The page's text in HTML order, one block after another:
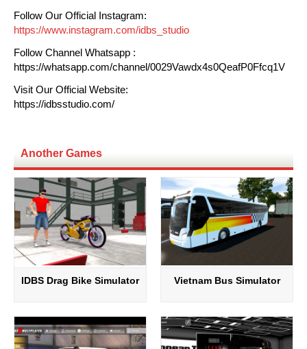
Follow Our Official Instagram:
https://www.instagram.com/idbs_studio
Follow Channel Whatsapp :
https://whatsapp.com/channel/0029Vawdx4s0QeafP0Ffcq1V
Visit Our Official Website:
https://idbsstudio.com/
Another Games
IDBS Drag Bike Simulator Vietnam Bus Simulator